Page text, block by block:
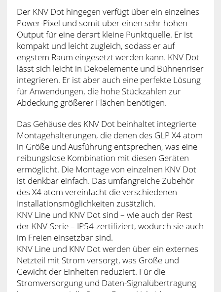
Der KNV Dot hingegen verfügt über ein einzelnes
Power-Pixel und somit über einen sehr hohen
Output für eine derart kleine Punktquelle. Er ist
kompakt und leicht zugleich, sodass er auf
engstem Raum eingesetzt werden kann. KNV Dot
lässt sich leicht in Dekoelemente und Bühnenriser
integrieren. Er ist aber auch eine perfekte Lösung
für Anwendungen, die hohe Stückzahlen zur
Abdeckung größerer Flächen benötigen.
Das Gehäuse des KNV Dot beinhaltet integrierte
Montagehalterungen, die denen des GLP X4 atom
in Größe und Ausführung entsprechen, was eine
reibungslose Kombination mit diesen Geräten
ermöglicht. Die Montage von einzelnen KNV Dot
ist denkbar einfach. Das umfangreiche Zubehör
des X4 atom vereinfacht die verschiedenen
Installationsmöglichkeiten zusätzlich.
KNV Line und KNV Dot sind – wie auch der Rest
der KNV-Serie – IP54-zertifiziert, wodurch sie auch
im Freien einsetzbar sind.
KNV Line und KNV Dot werden über ein externes
Netzteil mit Strom versorgt, was Größe und
Gewicht der Einheiten reduziert. Für die
Stromversorgung und Daten-Signalübertragung